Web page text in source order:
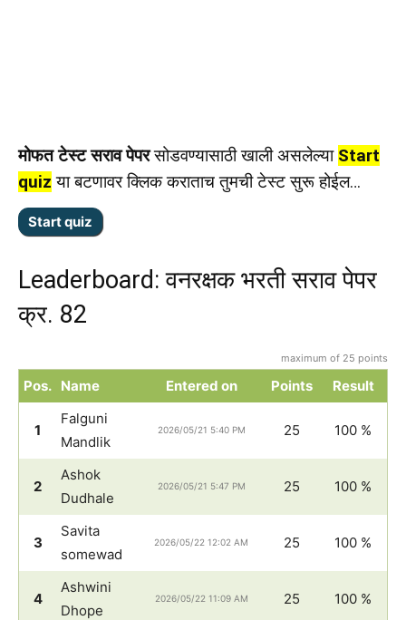
मोफत टेस्ट सराव पेपरसोडवण्यासाठी खाली असलेल्या Start
quiz या बटणावर क्लिक कराताच तुमची टेस्ट सुरू होईल…
Leaderboard: वनरक्षक भरती सराव पेपर
क्र. 82
maximum of 25 points
Pos. Name Entered on Points Result
1
Falguni
Mandlik
2026/05/21 5:40 PM 25 100 %
2
Ashok
Dudhale
2026/05/21 5:47 PM 25 100 %
3
Savita
somewad
2026/05/22 12:02 AM 25 100 %
4
Ashwini
Dhope
2026/05/22 11:09 AM 25 100 %